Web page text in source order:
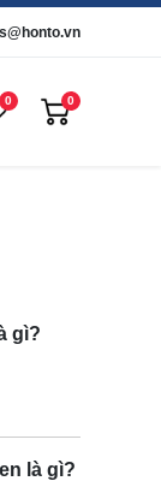
0 0
gì?
là gì?